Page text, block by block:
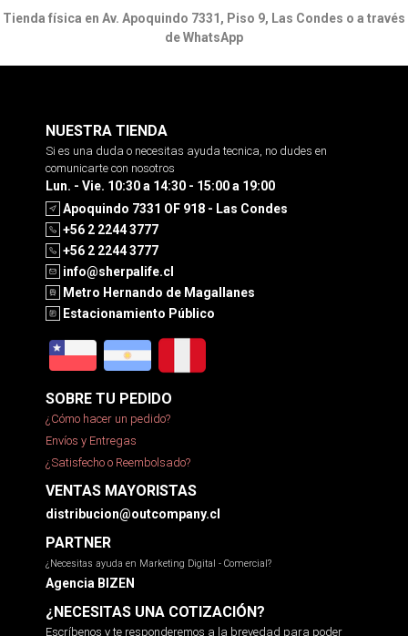
Tienda física en Av. Apoquindo 7331, Piso 9, Las Condes o a través
de WhatsApp
NUESTRA TIENDA
Si es una duda o necesitas ayuda tecnica, no dudes en
comunicarte con nosotros
Lun. - Vie. 10:30 a 14:30 - 15:00 a 19:00
Apoquindo 7331 OF 918 - Las Condes
+56 2 2244 3777
+56 2 2244 3777
info@sherpalife.cl
Metro Hernando de Magallanes
Estacionamiento Público
SOBRE TU PEDIDO
¿Cómo hacer un pedido?
Envíos y Entregas
¿Satisfecho o Reembolsado?
VENTAS MAYORISTAS
distribucion@outcompany.cl
PARTNER
¿Necesitas ayuda en Marketing Digital - Comercial?
Agencia BIZEN
¿NECESITAS UNA COTIZACIÓN?
Escríbenos y te responderemos a la brevedad para poder